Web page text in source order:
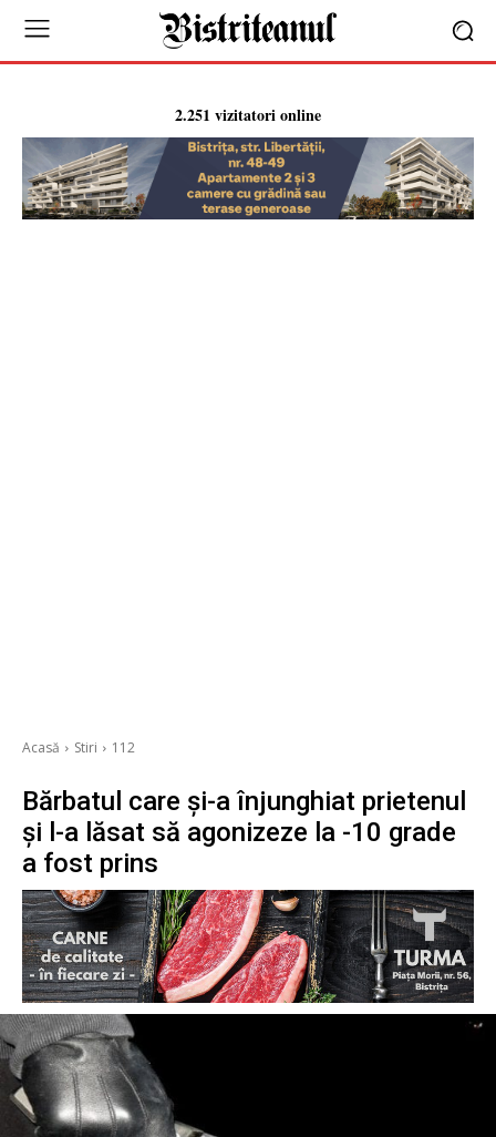
2.251 vizitatori online
Acasă Stiri 112
Bărbatul care și-a înjunghiat prietenul
și l-a lăsat să agonizeze la -10 grade
a fost prins